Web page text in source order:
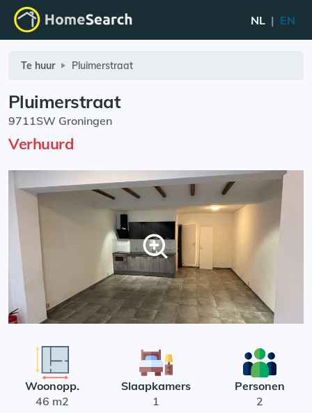
NL | EN
Te huur Pluimerstraat
Pluimerstraat
9711SW Groningen
Verhuurd
Woonopp.
46 m2
Slaapkamers
1
Personen
2